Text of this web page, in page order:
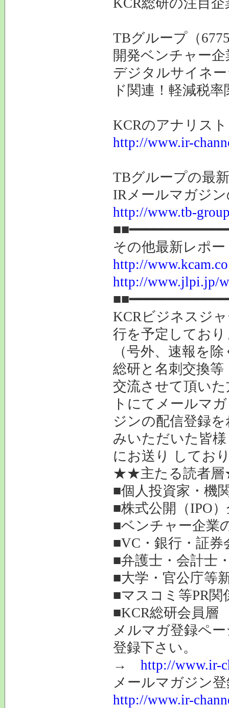
TBグループ（
開発ベンチャー企
デジタルサイネ
ド関連！軽減税率
KCRのアナリス
http://www.ir-
TBグループの最
IRメールマガジ
http://www.tb-
その他最新レポ
http://
http://www.jlpi.jp/
KCRビジネスジ
行を予定してお
（号外、速報を
総研と名刺交換等
交流させて頂い
トにてメールマガ
ジンの配信登録
みいただいた皆様
にお送り してお
★★主たる読者
■個人投資家・機
■株式公開（IPO
■ベンチャー企業
■VC・銀行・証券
■弁護士・会計士
■大学・官公庁等
■マスコミ等PR関
■KCR総研会員層
メルマガ登録ペ
登録下さい。
→ http://www.ir-
メールマガジン
http://www.ir-